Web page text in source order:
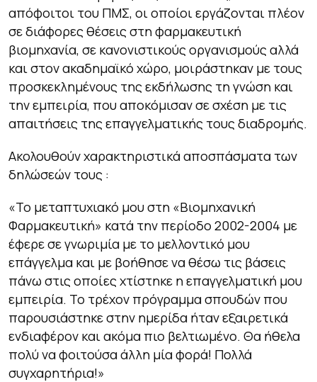
απόφοιτοι του ΠΜΣ, οι οποίοι εργάζονται πλέον
σε διάφορες θέσεις στη φαρμακευτική
βιομηχανία, σε κανονιστικούς οργανισμούς αλλά
και στον ακαδημαϊκό χώρο, μοιράστηκαν με τους
προσκεκλημένους της εκδήλωσης τη γνώση και
την εμπειρία, που αποκόμισαν σε σχέση με τις
απαιτήσεις της επαγγελματικής τους διαδρομής.
Ακολουθούν χαρακτηριστικά αποσπάσματα των
δηλώσεών τους :
«To μεταπτυχιακό μου στη «Βιομηχανική
Φαρμακευτική» κατά την περίοδο 2002-2004 με
έφερε σε γνωριμία με το μελλοντικό μου
επάγγελμα και με βοήθησε να θέσω τις βάσεις
πάνω στις οποίες χτίστηκε η επαγγελματική μου
εμπειρία. Το τρέχον πρόγραμμα σπουδών που
παρουσιάστηκε στην ημερίδα ήταν εξαιρετικά
ενδιαφέρον και ακόμα πιο βελτιωμένο. Θα ήθελα
πολύ να φοιτούσα άλλη μία φορά! Πολλά
συγχαρητήρια!»